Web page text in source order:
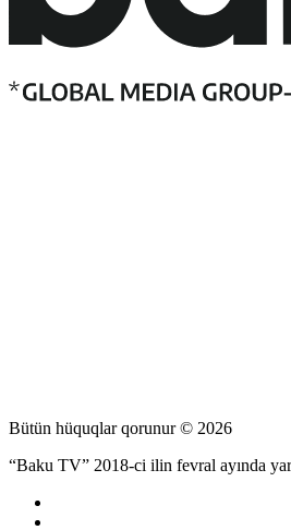
Bütün hüquqlar qorunur © 2026
“Baku TV” 2018-ci ilin fevral ayında